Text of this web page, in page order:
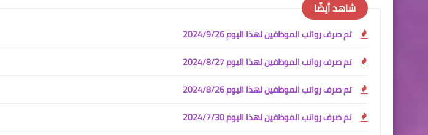
شاهد أيضًا
تم صرف رواتب الموظفين لهذا اليوم 2024/9/26
تم صرف رواتب الموظفين لهذا اليوم 2024/8/27
تم صرف رواتب الموظفين لهذا اليوم 2024/8/26
تم صرف رواتب الموظفين لهذا اليوم 2024/7/30